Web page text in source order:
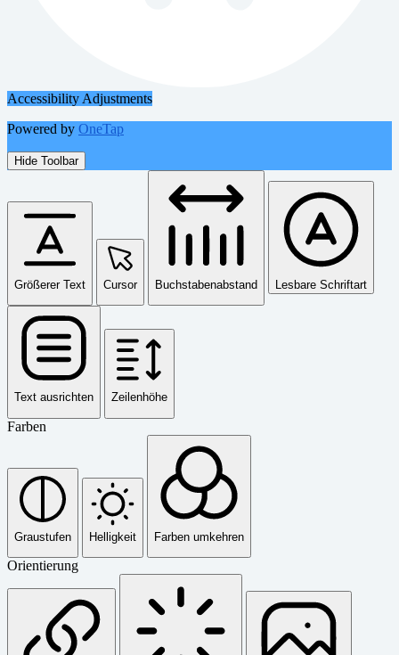
Accessibility Adjustments
Powered by OneTap
Hide Toolbar
Größerer Text Cursor Buchstabenabstand Lesbare Schriftart
Text ausrichten Zeilenhöhe
Farben
Graustufen Helligkeit Farben umkehren
Orientierung